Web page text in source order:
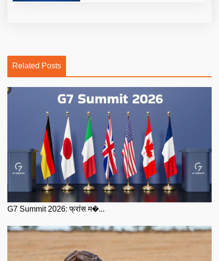
Related Posts
G7 Summit 2026: फ्रांस म�...